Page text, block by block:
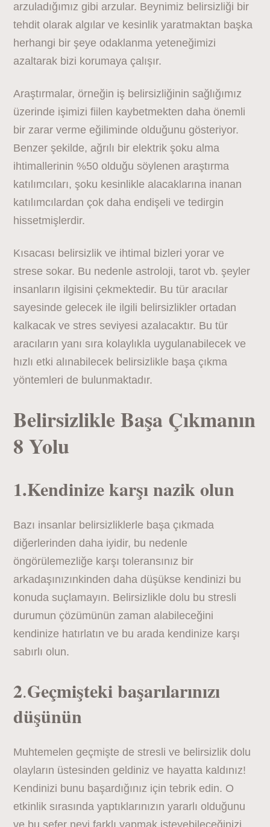
arzuladığımız gibi arzular. Beynimiz belirsizliği bir
tehdit olarak algılar ve kesinlik yaratmaktan başka
herhangi bir şeye odaklanma yeteneğimizi
azaltarak bizi korumaya çalışır.
Araştırmalar, örneğin iş belirsizliğinin sağlığımız
üzerinde işimizi fiilen kaybetmekten daha önemli
bir zarar verme eğiliminde olduğunu gösteriyor.
Benzer şekilde, ağrılı bir elektrik şoku alma
ihtimallerinin %50 olduğu söylenen araştırma
katılımcıları, şoku kesinlikle alacaklarına inanan
katılımcılardan çok daha endişeli ve tedirgin
hissetmişlerdir.
Kısacası belirsizlik ve ihtimal bizleri yorar ve
strese sokar. Bu nedenle astroloji, tarot vb. şeyler
insanların ilgisini çekmektedir. Bu tür aracılar
sayesinde gelecek ile ilgili belirsizlikler ortadan
kalkacak ve stres seviyesi azalacaktır. Bu tür
aracıların yanı sıra kolaylıkla uygulanabilecek ve
hızlı etki alınabilecek belirsizlikle başa çıkma
yöntemleri de bulunmaktadır.
Belirsizlikle Başa Çıkmanın
8 Yolu
1.Kendinize karşı nazik olun
Bazı insanlar belirsizliklerle başa çıkmada
diğerlerinden daha iyidir, bu nedenle
öngörülemezliğe karşı toleransınız bir
arkadaşınızınkinden daha düşükse kendinizi bu
konuda suçlamayın. Belirsizlikle dolu bu stresli
durumun çözümünün zaman alabileceğini
kendinize hatırlatın ve bu arada kendinize karşı
sabırlı olun.
2.Geçmiştekibaşarılarınızı
düşünün
Muhtemelen geçmişte de stresli ve belirsizlik dolu
olayların üstesinden geldiniz ve hayatta kaldınız!
Kendinizi bunu başardığınız için tebrik edin. O
etkinlik sırasında yaptıklarınızın yararlı olduğunu